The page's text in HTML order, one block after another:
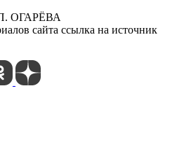
ОГАРЁВА
сайта ссылка на источник